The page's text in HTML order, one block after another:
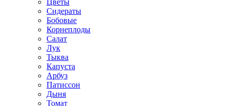
Цветы
Сидераты
Бобовые
Корнеплоды
Салат
Лук
Тыква
Капуста
Арбуз
Патиссон
Дыня
Томат